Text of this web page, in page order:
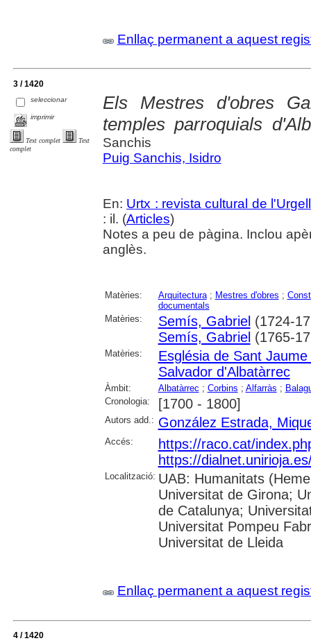
Enllaç permanent a aquest
3 / 1420
seleccionar
imprimir
Text complet
Text
complet
Els Mestres d'obres
temples parroquials
Sanchis
Puig Sanchis, Isidro
En: Urtx : revista cultural de l'Urgell
: il. (Articles)
Notes a peu de pàgina. Inclou
anglès.
Matèries: Arquitectura; Mestres d'obres ;
documentals
Matèries:
Semís, Gabriel (1724-
Semís, Gabriel (1765-
Matèries:
Església de Sant
Salvador d'Albatàrrec
Àmbit: Albatàrrec ; Corbins ; Alfarràs ;
Cronologia:
[1700 - 1800]
Autors add.: González Estrada,
Accés:
https://raco.cat/
https://
Localització: UAB: Humanitats
Universitat de Girona;
de Catalunya;
Universitat Pompeu
Universitat de Lleida
Enllaç permanent a aquest
4 / 1420